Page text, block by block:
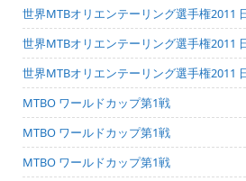
世界MTBオリエンテーリング選手権2011
世界MTBオリエンテーリング選手権2011
世界MTBオリエンテーリング選手権2011
MTBO ワールドカップ第1戦
MTBO ワールドカップ第1戦
MTBO ワールドカップ第1戦